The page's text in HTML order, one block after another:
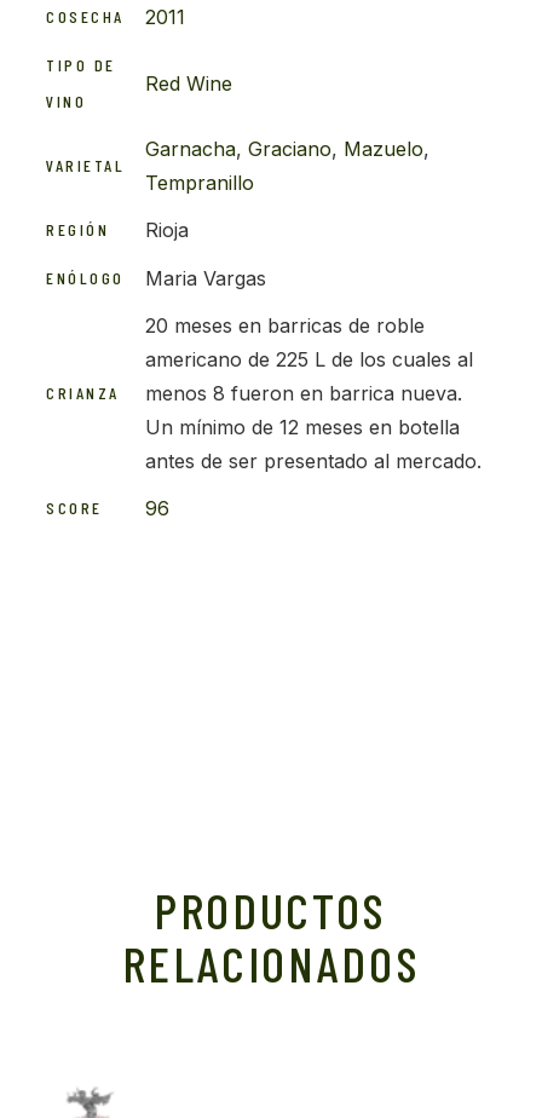
COSECHA 2011
TIPO DE
VINO
Red Wine
VARIETAL
Garnacha,Graciano, Mazuelo,
Tempranillo
REGIÓN Rioja
ENÓLOGO Maria Vargas
CRIANZA
20 meses en barricas de roble
americano de 225 L de los cuales al
menos 8 fueron en barrica nueva.
Un mínimo de 12 meses en botella
antes de ser presentado al mercado.
SCORE 96
PRODUCTOS
RELACIONADOS